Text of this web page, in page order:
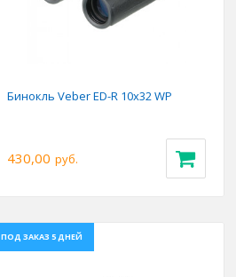
Бинокль Veber ED-R 10x32 WP
430,00 руб.
ПОД ЗАКАЗ 5 ДНЕЙ